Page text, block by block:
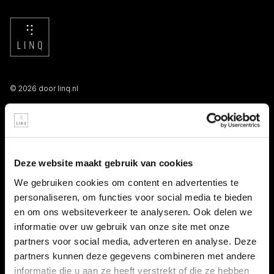
Deze website maakt gebruik van cookies
We gebruiken cookies om content en advertenties te
personaliseren, om functies voor social media te bieden
en om ons websiteverkeer te analyseren. Ook delen we
informatie over uw gebruik van onze site met onze
partners voor social media, adverteren en analyse. Deze
partners kunnen deze gegevens combineren met andere
informatie die u aan ze heeft verstrekt of die ze hebben
© 2026 door linq.nl
LINKS
Persooneelsgids uitzendkrachten
Antidiscriminatiebeleid
Klacht indienen